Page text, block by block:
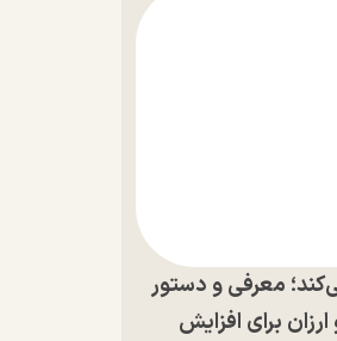
معرفی و دستور
برای افزایش